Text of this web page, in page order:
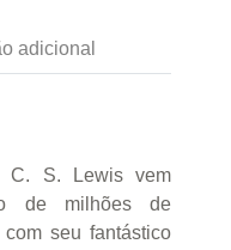
adicional
C. S. Lewis vem
de milhões de
seu fantástico